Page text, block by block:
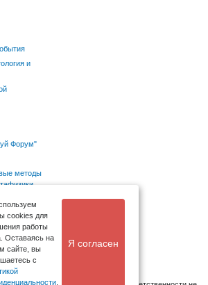
и
Форум"
методы
и
cookies для
работы
Оставаясь на
сайте, вы
с
Я согласен